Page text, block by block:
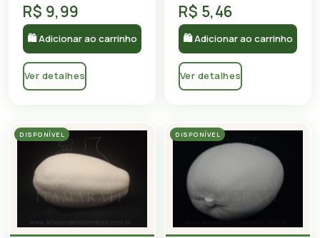
R$ 9,99
🛍 Adicionar ao carrinho
Ver detalhes
R$ 5,46
🛍 Adicionar ao carrinho
Ver detalhes
DISPONÍVEL DISPONÍVEL